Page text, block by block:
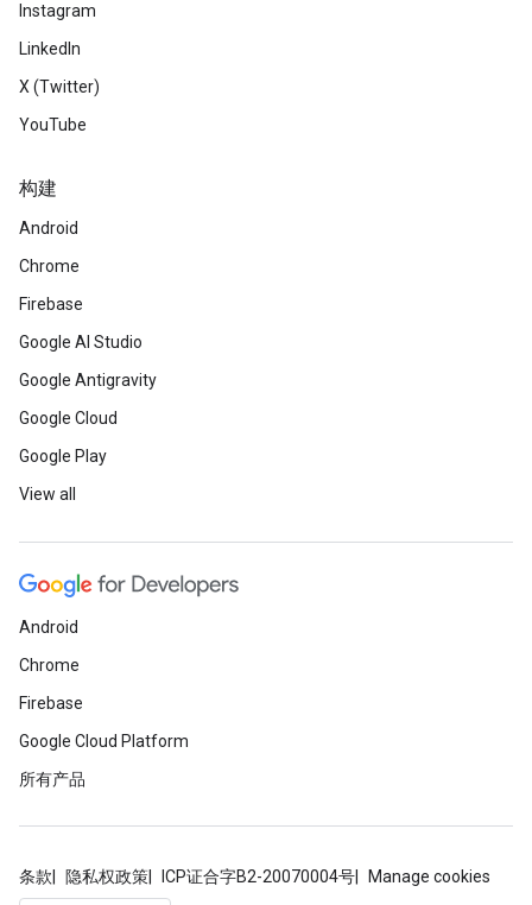
Instagram
LinkedIn
X (Twitter)
YouTube
构建
Android
Chrome
Firebase
Google AI Studio
Google Antigravity
Google Cloud
Google Play
View all
Android
Chrome
Firebase
Google Cloud Platform
所有产品
条款 隐私权政策 ICP证合字B2-20070004号 Manage cookies